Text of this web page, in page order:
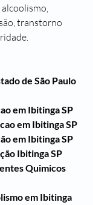
transtorno
de São Paulo
em Ibitinga SP
em Ibitinga SP
em Ibitinga SP
Ibitinga SP
Quimicos
em Ibitinga